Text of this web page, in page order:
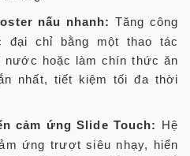
nấu nhanh: Tăng công
đại chỉ bằng một thao tác
nước hoặc làm chín thức ăn
nhất, tiết kiệm tối đa thời
cảm ứng Slide Touch: Hệ
ứng trượt siêu nhạy, hiển